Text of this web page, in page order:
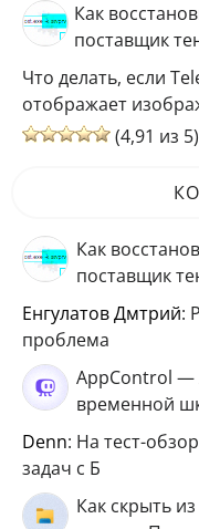
Как
поставщик
Что делать, если
отображает
(4,91 из 5)
Как
поставщик
Енгулатов Дмтрий:
проблема
AppControl —
временной
Denn: На тест-
задач с Б
Как скрыть